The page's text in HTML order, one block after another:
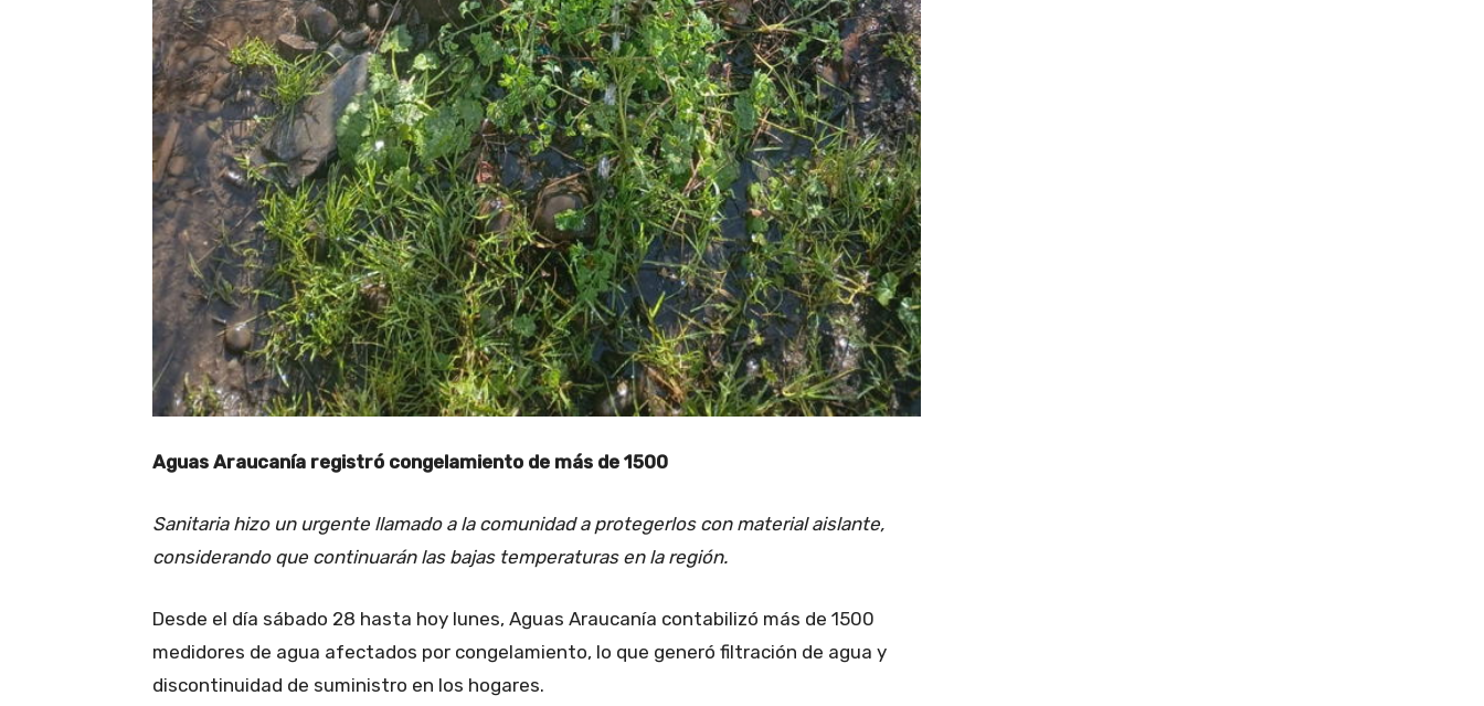
Aguas Araucanía registró congelamiento de más de 1500
Sanitaria hizo un urgente llamado a la comunidad a protegerlos con material aislante,
considerando que continuarán las bajas temperaturas en la región.
Desde el día sábado 28 hasta hoy lunes, Aguas Araucanía contabilizó más de 1500
medidores de agua afectados por congelamiento, lo que generó filtración de agua y
discontinuidad de suministro en los hogares.